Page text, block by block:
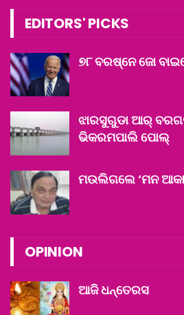
EDITORS' PICKS
୭୮ ବରଷ୍‌ନେ ଜୋ
ଝାରସୁଗୁଡା ଆର୍‌
ଭିକରମପାଲି ପୋଲ୍‌
ମଉଲିଗଲେ ‘ମନ
OPINION
ଆଜି ଧନ୍‌ତେରସ